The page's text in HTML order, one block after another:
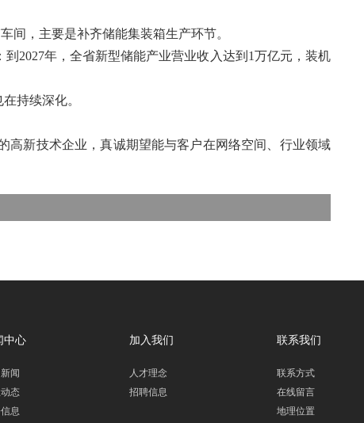
间，主要是补齐储能集装箱生产环节。
2027年，全省新型储能产业营业收入达到1万亿元，装机
持续深化。
高新技术企业，真诚期望能与客户在网络空间、行业领域
中心
闻
态
息
加入我们
人才理念
招聘信息
联系我们
联系方式
在线留言
地理位置